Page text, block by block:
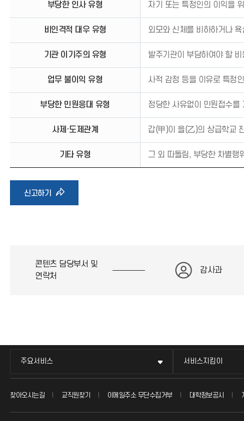
부당한 인사 유형 자기 또는 특정인의 이익을
비인격적 대우 유형 외모와 신체를 비하하거나
기관 이기주의 유형 발주기관이 부담하여야 할
업무 불이익 유형 사적 감정 등을 이유로 특정
부당한 민원응대 유형 정당한 사유없이 민원접수를
사제·도제관계 갑(甲)이 을(乙)의 상급학교
기타 유형 그 외 따돌림, 부당한 차별행
신고하기 바
기
콘텐츠 담당부서 및
연락처
감사과
주요서비스 서비스지킴이
찾아오시는길 교직원찾기 이메일주소 무단수집거부 대학정보공시